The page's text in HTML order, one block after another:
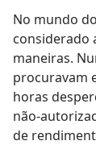
No mundo
considerado
maneiras.
procuravam
horas
não-
de